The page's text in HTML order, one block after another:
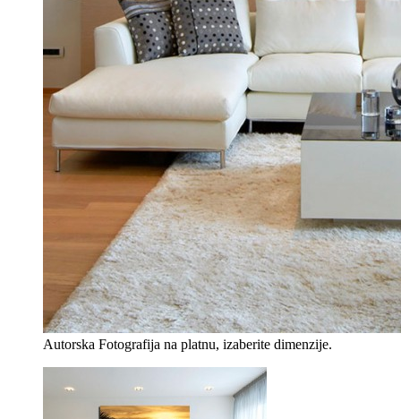
Autorska Fotografija na platnu, izaberite dimenzije.